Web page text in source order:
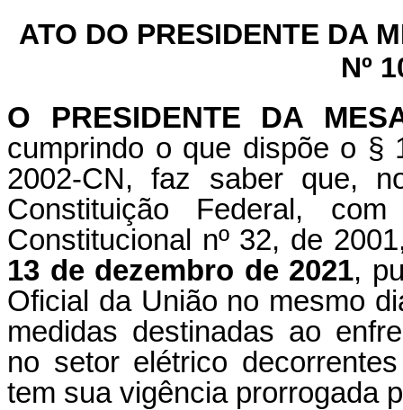
ATO DO PRESIDENTE DA
Nº
O PRESIDENTE DA
cumprindo o que dispõe o §
2002-CN, faz saber que,
Constituição Federal,
Constitucional nº 32, de
13 de dezembro de 2021,
Oficial da União no mesmo
medidas destinadas ao
no setor elétrico
tem sua vigência prorrogada